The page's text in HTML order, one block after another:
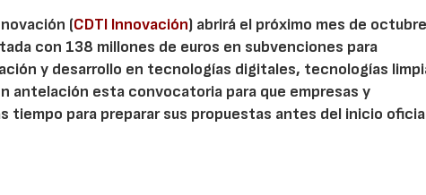
(CDTI Innovación) abrirá el próximo mes de octubre
con 138 millones de euros en subvenciones para
y desarrollo en tecnologías digitales, tecnologías
antelación esta convocatoria para que empresas y
tiempo para preparar sus propuestas antes del inicio